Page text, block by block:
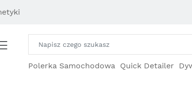
Polerka Samochodowa Quick Detailer